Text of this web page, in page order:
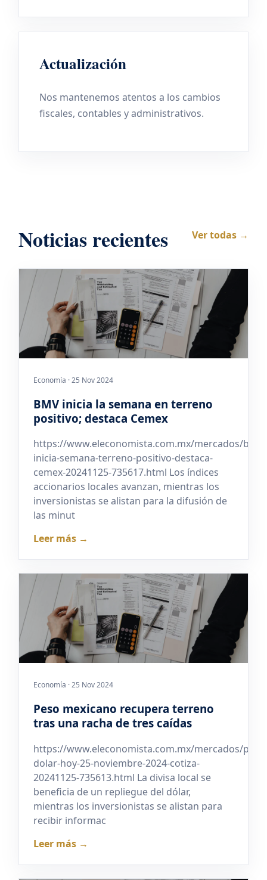
Actualización
Nos mantenemos atentos a los cambios
fiscales, contables y administrativos.
Noticias recientes Ver todas →
Economía · 25 Nov 2024
BMV inicia la semana en terreno
positivo; destaca Cemex
https://www.eleconomista.com.mx/mercados/bmv-
inicia-semana-terreno-positivo-destaca-
cemex-20241125-735617.html Los índices
accionarios locales avanzan, mientras los
inversionistas se alistan para la difusión de
las minut
Leer más →
Economía · 25 Nov 2024
Peso mexicano recupera terreno
tras una racha de tres caídas
https://www.eleconomista.com.mx/mercados/
dolar-hoy-25-noviembre-2024-cotiza-
20241125-735613.html La divisa local se
beneficia de un repliegue del dólar,
mientras los inversionistas se alistan para
recibir informac
Leer más →